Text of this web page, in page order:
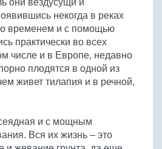
они вездусущи и
некогда в реках
временем и с помощью
практически во всех
числе и в Европе, недавно
плодятся в одной из
живет тилапия и в речной,
и с мощным
Вся их жизнь – это